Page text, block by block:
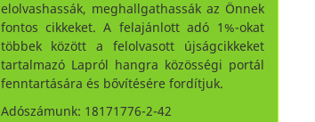
elolvashassák, meghallgathassák az Önnek
fontos cikkeket. A felajánlott adó 1%-okat
többek között a felolvasott újságcikkeket
tartalmazó Lapról hangra közösségi portál
fenntartására és bővítésére fordítjuk.
Adószámunk: 18171776-2-42